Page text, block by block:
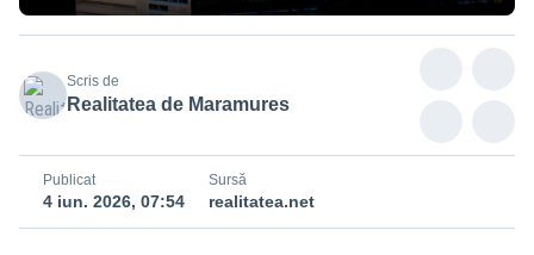
Scris de
Realitatea de Maramures
Publicat
4 iun. 2026, 07:54
Sursă
realitatea.net